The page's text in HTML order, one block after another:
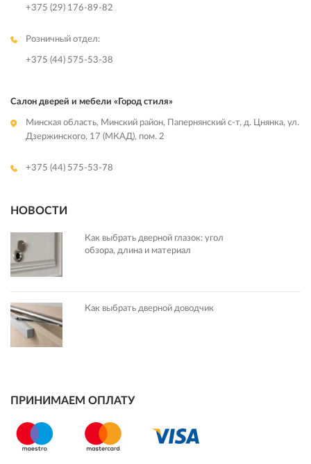
+375 (29) 176-89-82
Розничный отдел:
+375 (44) 575-53-38
Салон дверей и мебели «Город стиля»
Минская область, Минский район, Папернянский с-т, д. Цнянка, ул.
Дзержинского, 17 (МКАД), пом. 2
+375 (44) 575-53-78
НОВОСТИ
Как выбрать дверной глазок: угол
обзора, длина и материал
Как выбрать дверной доводчик
ПРИНИМАЕМ ОПЛАТУ